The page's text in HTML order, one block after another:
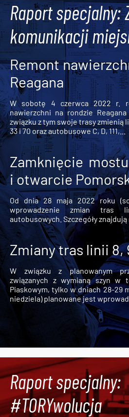
Raport specjalny:
komunikacji
Remont
Reagana
W sobotę 4 czerwca 2022 r.
nawierzchni na rondzie
związku z tym swoje trasy zmienią
33 i 70 oraz autobusowe C, D, 111,...
Zamknięcie
i otwarcie
Od dnia 28 maja 2022 roku
wprowadzenie zmian tras
autobusowych. Szczegóły
Zmiany tras linii 8,
W związku z planowanym
związanych z wymianą szyn w
Piaskowym, tylko w dniach 28-29
niedziela) planowane jest
Raport specjalny:
#TORYwolucja